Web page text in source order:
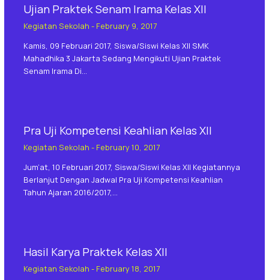
Ujian Praktek Senam Irama Kelas XII
Kegiatan Sekolah - February 9, 2017
Kamis, 09 Februari 2017, Siswa/siswi Kelas XII SMK
Mahadhika 3 Jakarta Sedang Mengikuti Ujian Praktek
Senam Irama Di…
Pra Uji Kompetensi Keahlian Kelas XII
Kegiatan Sekolah - February 10, 2017
Jum’at, 10 Februari 2017, Siswa/siswi Kelas XII Kegiatannya
Berlanjut Dengan Jadwal Pra Uji Kompetensi Keahlian
Tahun Ajaran 2016/2017,…
Hasil Karya Praktek Kelas XII
Kegiatan Sekolah - February 18, 2017